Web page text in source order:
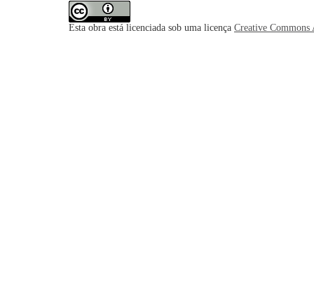
Esta obra está licenciada sob uma licença Creative